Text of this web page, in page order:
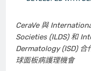
CeraVe 與
Societies (ILDS) 和
Dermatology (ISD) 合
球面板病護理機會